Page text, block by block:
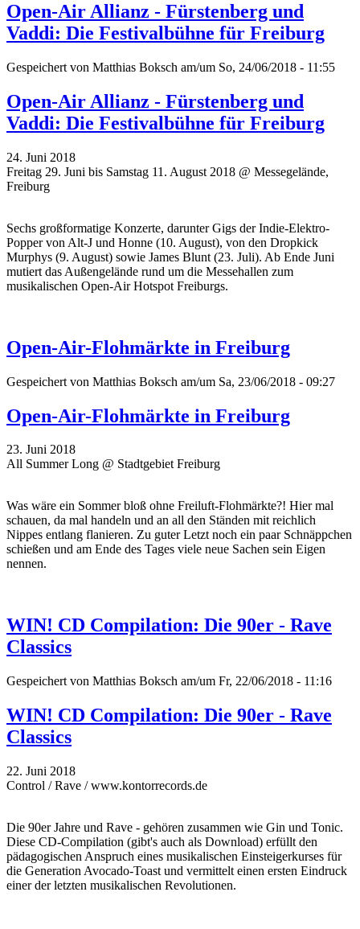
Open-Air Allianz - Fürstenberg und
Vaddi: Die Festivalbühne für Freiburg
Gespeichert von Matthias Boksch am/um So, 24/06/2018 - 11:55
Open-Air Allianz - Fürstenberg und
Vaddi: Die Festivalbühne für Freiburg
24. Juni 2018
Freitag 29. Juni bis Samstag 11. August 2018 @ Messegelände,
Freiburg
Sechs großformatige Konzerte, darunter Gigs der Indie-Elektro-
Popper von Alt-J und Honne (10. August), von den Dropkick
Murphys (9. August) sowie James Blunt (23. Juli). Ab Ende Juni
mutiert das Außengelände rund um die Messehallen zum
musikalischen Open-Air Hotspot Freiburgs.
Open-Air-Flohmärkte in Freiburg
Gespeichert von Matthias Boksch am/um Sa, 23/06/2018 - 09:27
Open-Air-Flohmärkte in Freiburg
23. Juni 2018
All Summer Long @ Stadtgebiet Freiburg
Was wäre ein Sommer bloß ohne Freiluft-Flohmärkte?! Hier mal
schauen, da mal handeln und an all den Ständen mit reichlich
Nippes entlang flanieren. Zu guter Letzt noch ein paar Schnäppchen
schießen und am Ende des Tages viele neue Sachen sein Eigen
nennen.
WIN! CD Compilation: Die 90er - Rave
Classics
Gespeichert von Matthias Boksch am/um Fr, 22/06/2018 - 11:16
WIN! CD Compilation: Die 90er - Rave
Classics
22. Juni 2018
Control / Rave / www.kontorrecords.de
Die 90er Jahre und Rave - gehören zusammen wie Gin und Tonic.
Diese CD-Compilation (gibt's auch als Download) erfüllt den
pädagogischen Anspruch eines musikalischen Einsteigerkurses für
die Generation Avocado-Toast und vermittelt einen ersten Eindruck
einer der letzten musikalischen Revolutionen.